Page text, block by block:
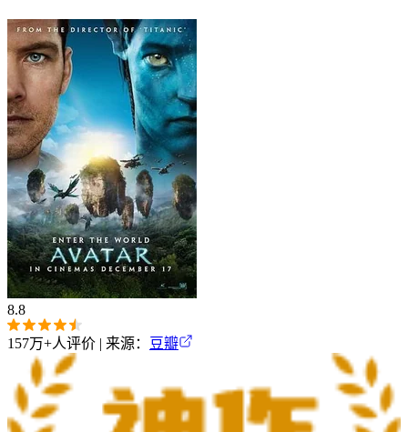
8.8
157万+人评价 | 来源： 豆瓣